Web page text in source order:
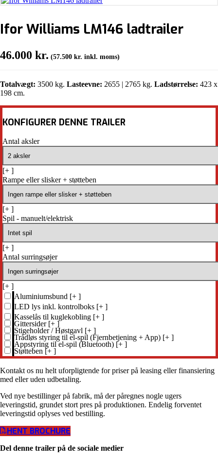
Ifor Williams LM146 ladtrailer
46.000 kr. (57.500 kr. inkl. moms)
Totalvægt: 3500 kg. Lasteevne: 2655 | 2765 kg. Ladstørrelse: 423 x
198 cm.
KONFIGURER DENNE TRAILER
Antal aksler
[+ ]
Rampe eller slisker + støtteben
[+ ]
Spil - manuelt/elektrisk
[+ ]
Antal surringsøjer
[+ ]
Aluminiumsbund [+ ]
LED lys inkl. kontrolboks [+ ]
Kasselås til kuglekobling [+ ]
Gittersider [+ ]
Stigeholder / Høstgavl [+ ]
Trådløs styring til el-spil (Fjernbetjening + App) [+ ]
Appstyring til el-spil (Bluetooth) [+ ]
Støtteben [+ ]
Kontakt os nu helt uforpligtende for priser på leasing eller finansiering
med eller uden udbetaling.
Ved nye bestillinger på fabrik, må der påregnes nogle ugers
leveringstid, grundet stort pres på produktionen. Endelig forventet
leveringstid oplyses ved bestilling.
HENT BROCHURE
Del denne trailer på de sociale medier